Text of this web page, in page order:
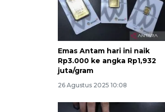
Emas Antam hari ini naik
Rp3.000 ke angka Rp1,932
juta/gram
26 Agustus 2025 10:08